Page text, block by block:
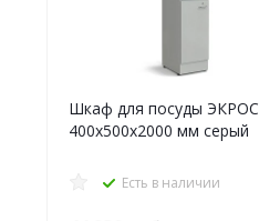
Шкаф для посуды ЭКРОС
400х500х2000 мм серый
Есть в наличии